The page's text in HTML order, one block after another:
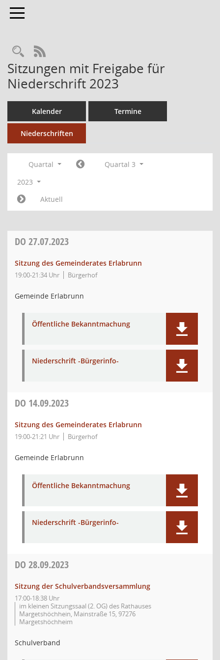
Toggle navigation
RSS-Feed
Sitzungen mit Freigabe für
Niederschrift 2023
Kalender Termine
Niederschriften
Quartal
Quartal 3
2023
Aktuell
DO 27.07.2023
Sitzung des Gemeinderates Erlabrunn
19:00-21:34 Uhr Bürgerhof
Gemeinde Erlabrunn
Öffentliche Bekanntmachung
Niederschrift -Bürgerinfo-
DO 14.09.2023
Sitzung des Gemeinderates Erlabrunn
19:00-21:21 Uhr Bürgerhof
Gemeinde Erlabrunn
Öffentliche Bekanntmachung
Niederschrift -Bürgerinfo-
DO 28.09.2023
Sitzung der Schulverbandsversammlung
17:00-18:38 Uhr
im kleinen Sitzungssaal (2. OG) des Rathauses
Margetshöchhein, Mainstraße 15, 97276
Margetshöchheim
Schulverband